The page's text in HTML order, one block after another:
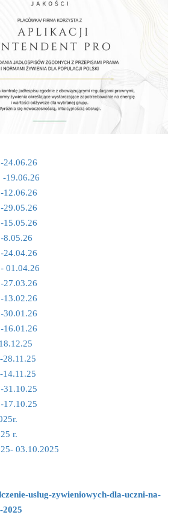
24.06.26
-19.06.26
12.06.26
29.05.26
15.05.26
8.05.26
24.04.26
01.04.26
27.03.26
13.02.26
30.01.26
16.01.26
28.11.25
14.11.25
31.10.25
17.10.25
r.
03.10.2025
uslug-zywieniowych-dla-uczni-na-
2025